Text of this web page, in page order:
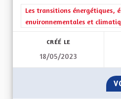
Filtrer les résultats de la
Les transitions énergétiques,
environnementales et
CRÉÉ LE
18/05/2023